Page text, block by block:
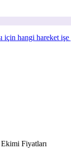
için hangi hareket işe
Fiyatları